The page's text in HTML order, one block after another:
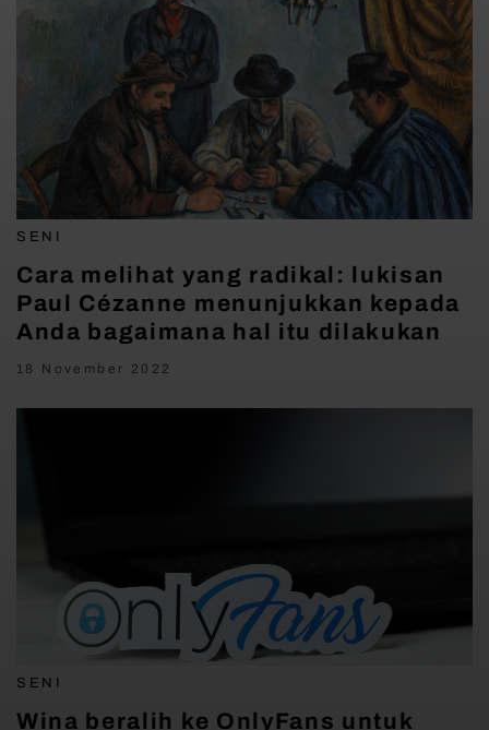
SENI
Cara melihat yang radikal: lukisan
Paul Cézanne menunjukkan kepada
Anda bagaimana hal itu dilakukan
18 November 2022
SENI
Wina beralih ke OnlyFans untuk